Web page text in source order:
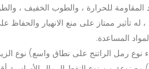
المقاومة للحرارة ، والطوب الخفيف ،
تأثير ممتاز على منع الانهيار والحفاظ
نوع رمل الراتنج على نطاق واسع) نوع